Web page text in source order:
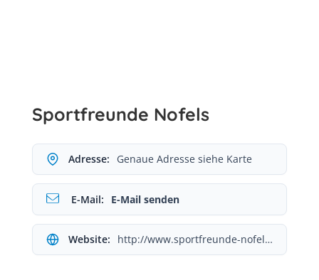
Sportfreunde Nofels
Adresse: Genaue Adresse siehe Karte
E-Mail: E-Mail senden
Website: http://www.sportfreunde-nofels.at